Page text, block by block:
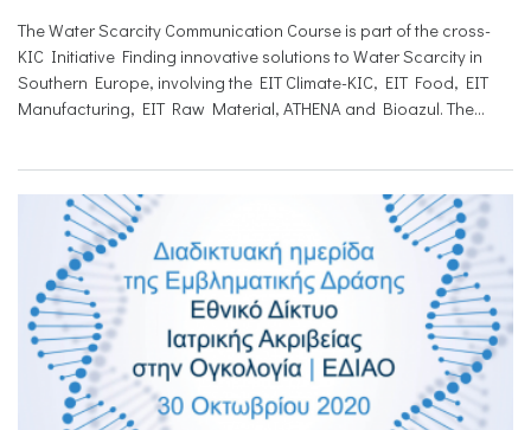
The Water Scarcity Communication Course is part of the cross-
KIC Initiative Finding innovative solutions to Water Scarcity in
Southern Europe, involving the EIT Climate-KIC, EIT Food, EIT
Manufacturing, EIT Raw Material, ATHENA and Bioazul. The...